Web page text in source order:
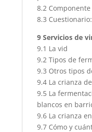
8.2
8.3
9 Servicios de
9.1 La vid
9.2 Tipos de
9.3 Otros tipos
9.4 La crianza
9.5 La
blancos en
9.6 La crianza
9.7 Cómo y